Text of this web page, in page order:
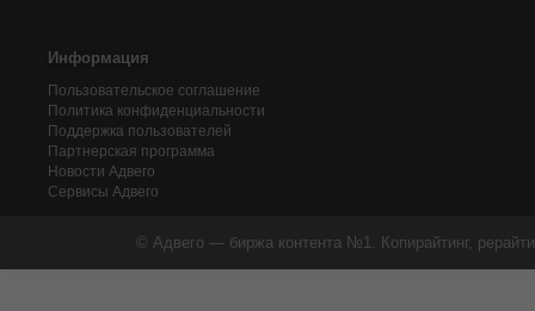
Информация
Пользовательское соглашение
Политика конфиденциальности
Поддержка пользователей
Партнерская программа
Новости Адвего
Сервисы Адвего
© Адвего — биржа контента №1. Копирайтинг,